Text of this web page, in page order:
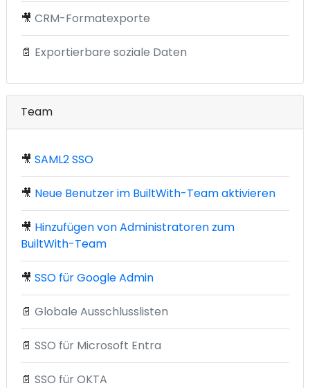
🎥 CRM-Formatexporte
📄 Exportierbare soziale Daten
Team
🎥 SAML2 SSO
🎥 Neue Benutzer im BuiltWith-Team aktivieren
🎥 Hinzufügen von Administratoren zum
BuiltWith-Team
🎥 SSO für Google Admin
📄 Globale Ausschlusslisten
📄 SSO für Microsoft Entra
📄 SSO für OKTA